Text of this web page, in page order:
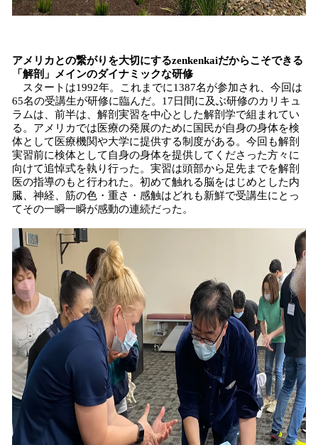
アメリカとの繋がりを大切にするzenkenkaiだからこそできる
「 解剖 」
メインのダイナミックな研修
スタートは1992年。これまでに1387名が参加され、今回は
65名の受講生が研修に臨んだ。17日間に及ぶ研修のカリキュ
ラムは、前半は、解剖実習を中心とした解剖学で組まれてい
る。アメリカでは医療の発展のために国民が自身の身体を検
体として医療機関や大学に提供する制度がある。今回も解剖
実習前に検体として自身の身体を提供してくださった方々に
向けて追悼式を執り行った。実習は頭部から足先までを解剖
医の指導のもと行われた。初めて触れる脳をはじめとした内
臓、神経、筋の色・重さ・感触はどれも新鮮で受講生にとっ
てその一瞬一瞬が感動の連続だった。